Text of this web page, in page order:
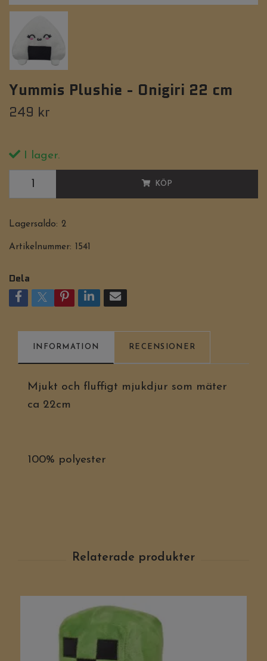
Yummis Plushie - Onigiri 22 cm
249 kr
I lager.
KÖP
Lagersaldo: 2
Artikelnummer: 1541
Dela
INFORMATION RECENSIONER
Mjukt och fluffigt mjukdjur som mäter
ca 22cm
100% polyester